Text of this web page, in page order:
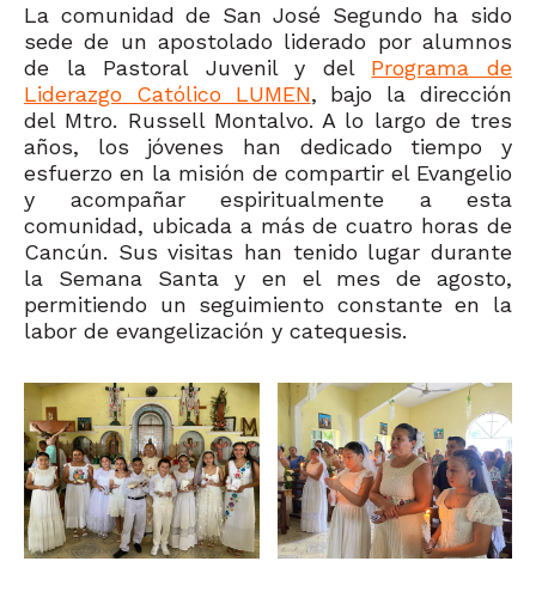
La comunidad de San José Segundo ha sido
sede de un apostolado liderado por alumnos
de la Pastoral Juvenil y del Programa de
Liderazgo Católico LUMEN, bajo la dirección
del Mtro. Russell Montalvo. A lo largo de tres
años, los jóvenes han dedicado tiempo y
esfuerzo en la misión de compartir el Evangelio
y acompañar espiritualmente a esta
comunidad, ubicada a más de cuatro horas de
Cancún. Sus visitas han tenido lugar durante
la Semana Santa y en el mes de agosto,
permitiendo un seguimiento constante en la
labor de evangelización y catequesis.